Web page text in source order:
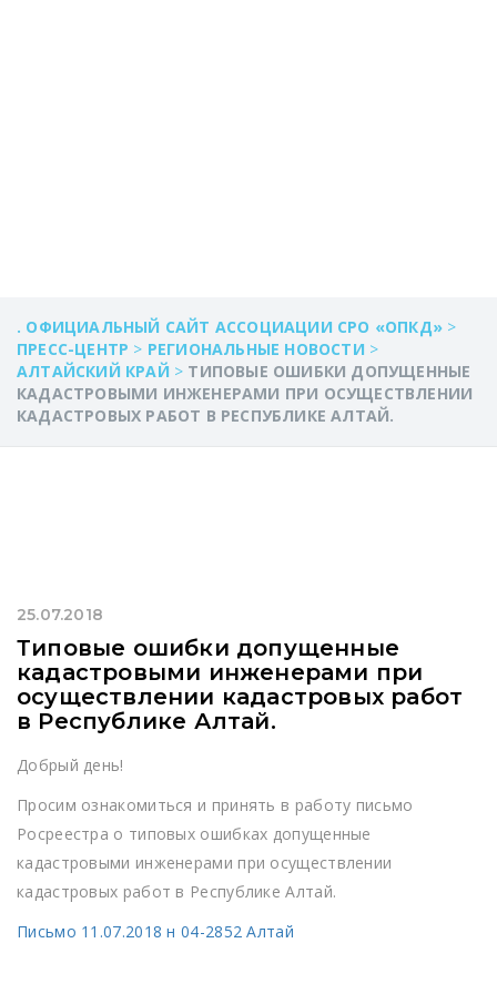
. ОФИЦИАЛЬНЫЙ САЙТ АССОЦИАЦИИ СРО «ОПКД» >
ПРЕСС-ЦЕНТР > РЕГИОНАЛЬНЫЕ НОВОСТИ >
АЛТАЙСКИЙ КРАЙ > ТИПОВЫЕ ОШИБКИ ДОПУЩЕННЫЕ
КАДАСТРОВЫМИ ИНЖЕНЕРАМИ ПРИ ОСУЩЕСТВЛЕНИИ
КАДАСТРОВЫХ РАБОТ В РЕСПУБЛИКЕ АЛТАЙ.
25.07.2018
Типовые ошибки допущенные
кадастровыми инженерами при
осуществлении кадастровых работ
в Республике Алтай.
Добрый день!
Просим ознакомиться и принять в работу письмо
Росреестра о типовых ошибках допущенные
кадастровыми инженерами при осуществлении
кадастровых работ в Республике Алтай.
Письмо 11.07.2018 н 04-2852 Алтай